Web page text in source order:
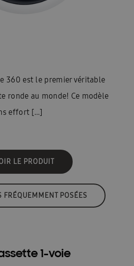
360 est le premier véritable
ronde au monde! Ce modèle
effort […]
LE PRODUIT
FRÉQUEMMENT POSÉES
1-voie